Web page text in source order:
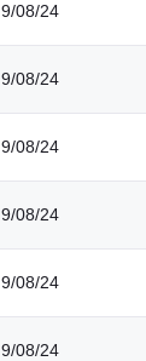
9/08/24
9/08/24
9/08/24
9/08/24
9/08/24
9/08/24